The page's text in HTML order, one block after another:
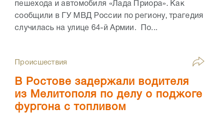
пешехода и автомобиля «Лада Приора». Как
сообщили в ГУ МВД России по региону, трагедия
случилась на улице 64-й Армии. По...
Происшествия
В Ростове задержали водителя
из Мелитополя по делу о поджоге
фургона с топливом